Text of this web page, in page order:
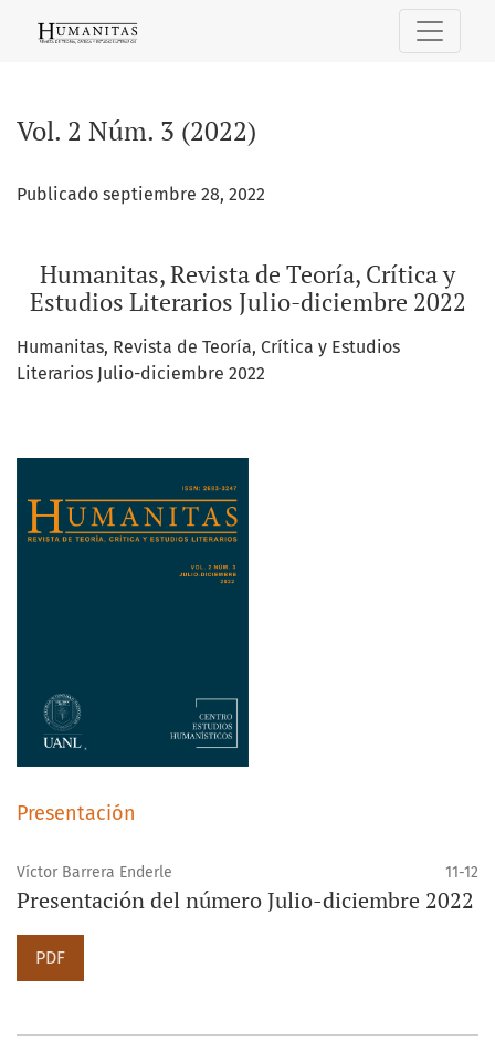
Vol. 2 Núm. 3 (2022): Humanitas, Revista de Teoría,
Vol. 2 Núm. 3 (2022)
Publicado septiembre 28, 2022
Humanitas, Revista de Teoría, Crítica y
Estudios Literarios Julio-diciembre 2022
Humanitas, Revista de Teoría, Crítica y Estudios
Literarios Julio-diciembre 2022
Presentación
Víctor Barrera Enderle 11-12
Presentación del número Julio-diciembre 2022
PDF